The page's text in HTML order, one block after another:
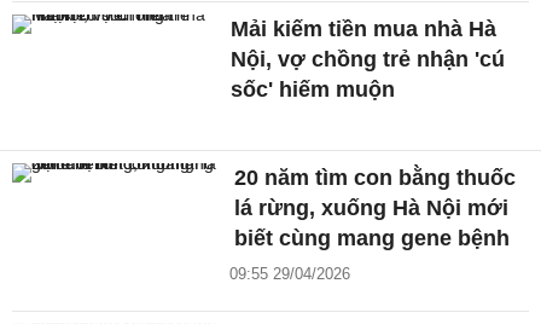
Mải kiếm tiền mua nhà Hà
Nội, vợ chồng trẻ nhận 'cú
sốc' hiếm muộn
20 năm tìm con bằng thuốc
lá rừng, xuống Hà Nội mới
biết cùng mang gene bệnh
09:55 29/04/2026